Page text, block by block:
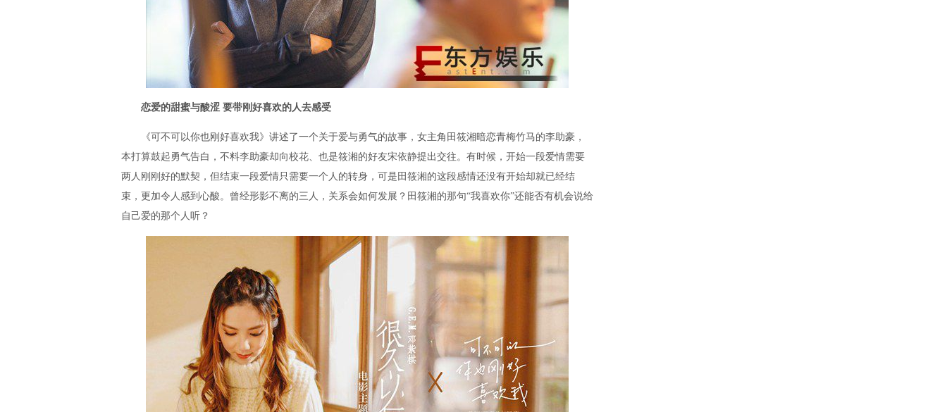
恋爱的甜蜜与酸涩 要带刚好喜欢的人去感受
《可不可以你也刚好喜欢我》讲述了一个关于爱与勇气的故事，女主角田筱湘暗恋青梅竹马的李助豪，
本打算鼓起勇气告白，不料李助豪却向校花、也是筱湘的好友宋依静提出交往。有时候，开始一段爱情需要
两人刚刚好的默契，但结束一段爱情只需要一个人的转身，可是田筱湘的这段感情还没有开始却就已经结
束，更加令人感到心酸。曾经形影不离的三人，关系会如何发展？田筱湘的那句“我喜欢你”还能否有机会说给
自己爱的那个人听？